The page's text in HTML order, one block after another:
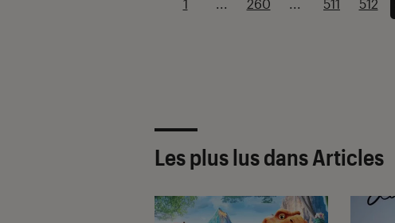
1 ... 260 ... 511 512
Les plus lus dans Articles